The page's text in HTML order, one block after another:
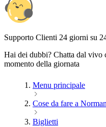
Supporto Clienti 24 giorni su
Hai dei dubbi? Chatta dal vivo
momento della giornata
Menu principale
Cose da fare a
Biglietti